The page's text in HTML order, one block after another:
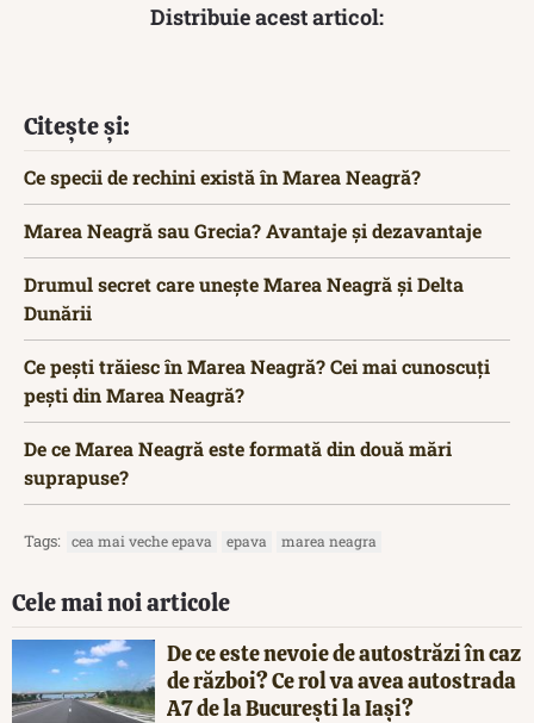
Distribuie acest articol:
Citește și:
Ce specii de rechini există în Marea Neagră?
Marea Neagră sau Grecia? Avantaje și dezavantaje
Drumul secret care unește Marea Neagră și Delta
Dunării
Ce pești trăiesc în Marea Neagră? Cei mai cunoscuți
pești din Marea Neagră?
De ce Marea Neagră este formată din două mări
suprapuse?
Tags: cea mai veche epava epava marea neagra
Cele mai noi articole
De ce este nevoie de autostrăzi în caz
de război? Ce rol va avea autostrada
A7 de la București la Iași?